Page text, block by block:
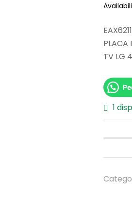
PLACA
TV LG
1